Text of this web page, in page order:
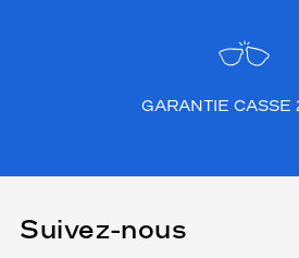
GARANTIE CASSE
Suivez-nous